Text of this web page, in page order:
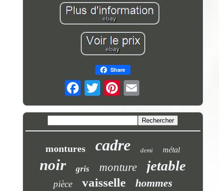
Share
montures cadre demi métal
noir gris monture jetable
pièce vaisselle hommes